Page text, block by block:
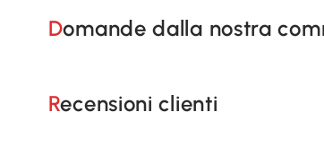
Domande dalla nostra
Recensioni clienti